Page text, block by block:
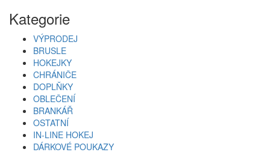
Kategorie
VÝPRODEJ
BRUSLE
HOKEJKY
CHRÁNIČE
DOPLŇKY
OBLEČENÍ
BRANKÁŘ
OSTATNÍ
IN-LINE HOKEJ
DÁRKOVÉ POUKAZY